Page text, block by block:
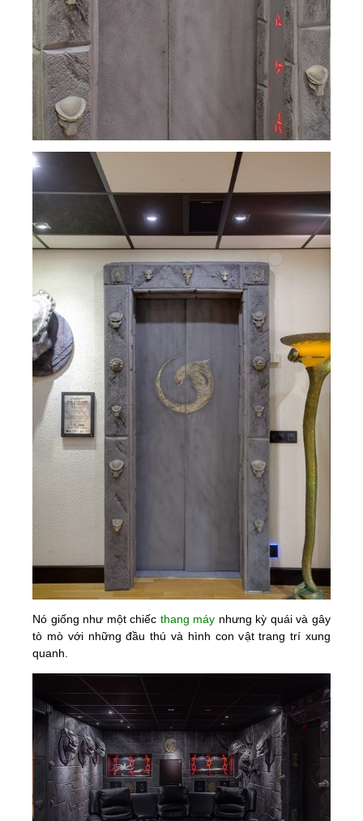
Nó giống như một chiếc thang máy nhưng kỳ quái và gây
tò mò với những đầu thú và hình con vật trang trí xung
quanh.